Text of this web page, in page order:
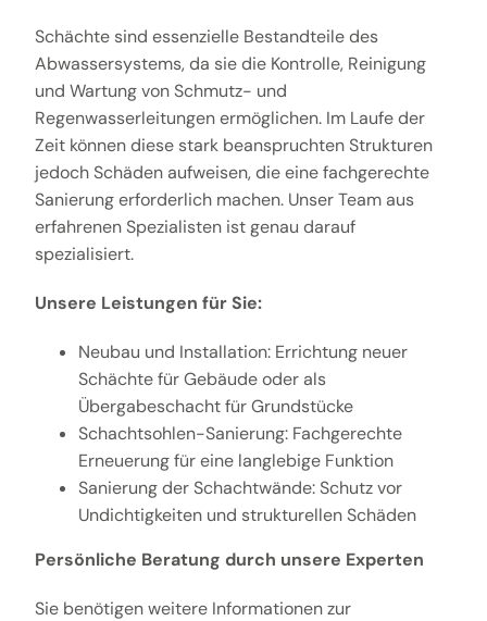
Schächte sind essenzielle Bestandteile des
Abwassersystems, da sie die Kontrolle, Reinigung
und Wartung von Schmutz- und
Regenwasserleitungen ermöglichen. Im Laufe der
Zeit können diese stark beanspruchten Strukturen
jedoch Schäden aufweisen, die eine fachgerechte
Sanierung erforderlich machen. Unser Team aus
erfahrenen Spezialisten ist genau darauf
spezialisiert.
Unsere Leistungen für Sie:
Neubau und Installation: Errichtung neuer
Schächte für Gebäude oder als
Übergabeschacht für Grundstücke
Schachtsohlen-Sanierung: Fachgerechte
Erneuerung für eine langlebige Funktion
Sanierung der Schachtwände: Schutz vor
Undichtigkeiten und strukturellen Schäden
Persönliche Beratung durch unsere Experten
Sie benötigen weitere Informationen zur